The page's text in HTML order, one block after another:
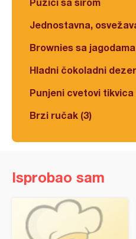
Jednostavna,
Brownies sa jagodama
Hladni čokoladni
Punjeni cvetovi tikvica
Brzi ručak (3)
Isprobao sam